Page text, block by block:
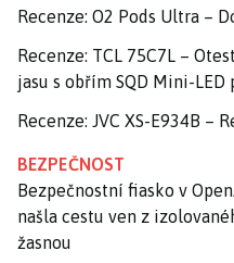
Recenze: O2 Pods Ultra –
Recenze: TCL 75C7L –
jasu s obřím SQD Mini-LED
Recenze: JVC XS-E934B –
BEZPEČNOST
Bezpečnostní fiasko v
našla cestu ven z
žasnou